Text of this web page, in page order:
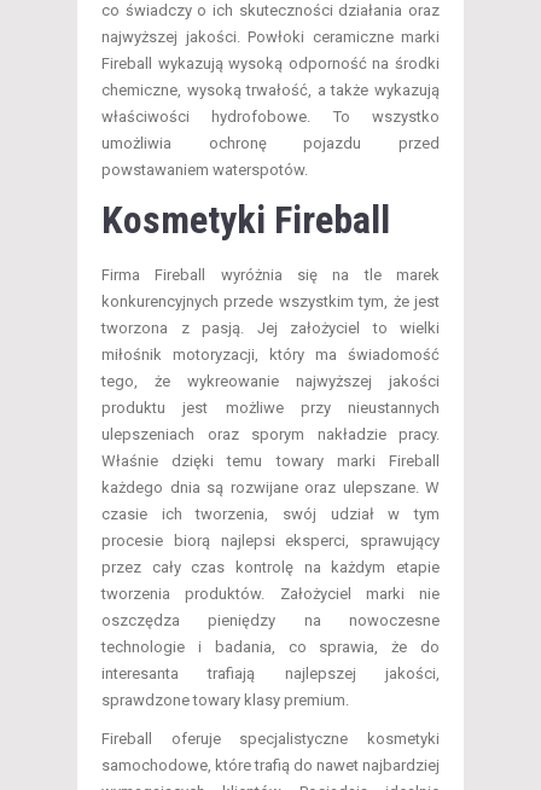
co świadczy o ich skuteczności działania oraz
najwyższej jakości. Powłoki ceramiczne marki
Fireball wykazują wysoką odporność na środki
chemiczne, wysoką trwałość, a także wykazują
właściwości hydrofobowe. To wszystko
umożliwia ochronę pojazdu przed
powstawaniem waterspotów.
Kosmetyki Fireball
Firma Fireball wyróżnia się na tle marek
konkurencyjnych przede wszystkim tym, że jest
tworzona z pasją. Jej założyciel to wielki
miłośnik motoryzacji, który ma świadomość
tego, że wykreowanie najwyższej jakości
produktu jest możliwe przy nieustannych
ulepszeniach oraz sporym nakładzie pracy.
Właśnie dzięki temu towary marki Fireball
każdego dnia są rozwijane oraz ulepszane. W
czasie ich tworzenia, swój udział w tym
procesie biorą najlepsi eksperci, sprawujący
przez cały czas kontrolę na każdym etapie
tworzenia produktów. Założyciel marki nie
oszczędza pieniędzy na nowoczesne
technologie i badania, co sprawia, że do
interesanta trafiają najlepszej jakości,
sprawdzone towary klasy premium.
Fireball oferuje specjalistyczne kosmetyki
samochodowe, które trafią do nawet najbardziej